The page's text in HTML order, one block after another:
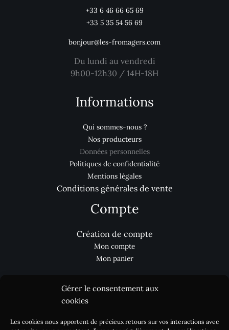
Gérer le consentement aux
cookies
Les cookies nous apportent de précieux retours sur vos interactions avec
+33 6 46 66 65 69
+33 5 35 54 56 69
bonjour@les-fromagers.com
Du lundi au vendredi
9h00-12h30 / 14H-18H
Informations
Qui sommes-nous ?
Nos producteurs
Données personnelles
Politiques de confidentialité
Mentions légales
Conditions générales de vente
Compte
Création de compte
Mon compte
Mon panier
Nous contacter